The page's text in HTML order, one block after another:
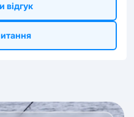
відгук